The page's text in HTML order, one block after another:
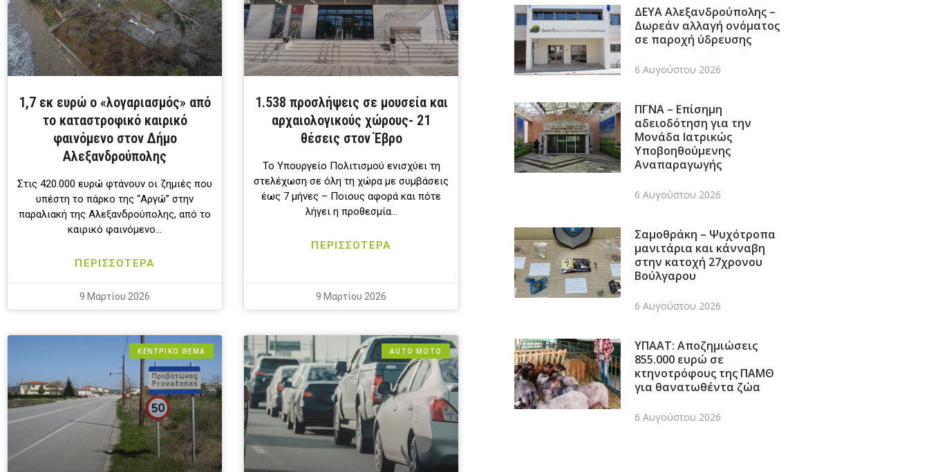
1,7 εκ ευρώ ο «λογαριασμός» από
το καταστροφικό καιρικό
φαινόμενο στον Δήμο
Αλεξανδρούπολης
Στις 420.000 ευρώ φτάνουν οι ζημιές που
υπέστη το πάρκο της “Αργώ” στην
παραλιακή της Αλεξανδρούπολης, από το
καιρικό φαινόμενο…
ΠΕΡΙΣΣΟΤΕΡΑ
9 Μαρτίου 2026
1.538 προσλήψεις σε μουσεία και
αρχαιολογικούς χώρους- 21
θέσεις στον Έβρο
Το Υπουργείο Πολιτισμού ενισχύει τη
στελέχωση σε όλη τη χώρα με συμβάσεις
έως 7 μήνες – Ποιους αφορά και πότε
λήγει η προθεσμία…
ΠΕΡΙΣΣΟΤΕΡΑ
9 Μαρτίου 2026
ΚΕΝΤΡΙΚΟ ΘΕΜΑ AUTO MOTO
ΔΕΥΑ Αλεξανδρούπολης –
Δωρεάν αλλαγή ονόματος
σε παροχή ύδρευσης
6 Αυγούστου 2026
ΠΓΝΑ – Επίσημη
αδειοδότηση για την
Μονάδα Ιατρικώς
Υποβοηθούμενης
Αναπαραγωγής
6 Αυγούστου 2026
Σαμοθράκη – Ψυχότροπα
μανιτάρια και κάνναβη
στην κατοχή 27χρονου
Βούλγαρου
6 Αυγούστου 2026
ΥΠΑΑΤ: Αποζημιώσεις
855.000 ευρώ σε
κτηνοτρόφους της ΠΑΜΘ
για θανατωθέντα ζώα
6 Αυγούστου 2026